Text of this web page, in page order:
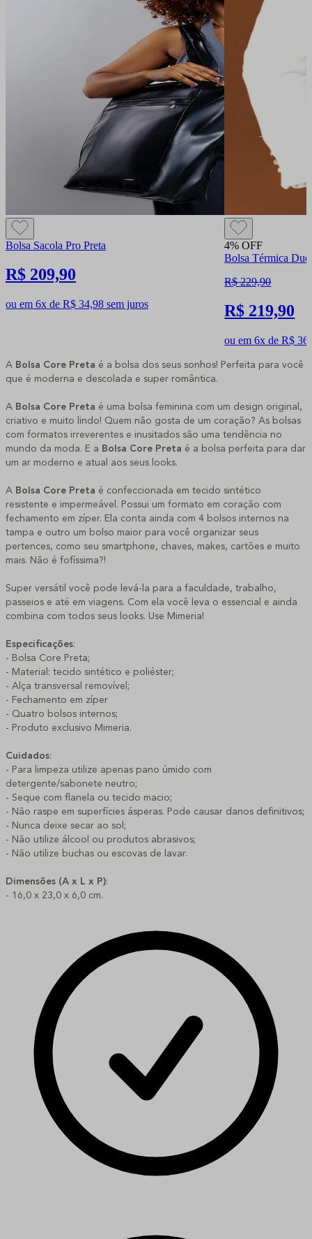
Bolsa Sacola Pro Preta
R$ 209,90
ou em 6x de R$ 34,98 sem juros
4% OFF
Bolsa Térmica Duo
R$ 229,90
R$ 219,90
ou em 6x de R$
A Bolsa Core Preta é a bolsa dos seus sonhos! Perfeita para você
que é moderna e descolada e super romântica.
A Bolsa Core Preta é uma bolsa feminina com um design original,
criativo e muito lindo! Quem não gosta de um coração? As bolsas
com formatos irreverentes e inusitados são uma tendência no
mundo da moda. E a Bolsa Core Preta é a bolsa perfeita para dar
um ar moderno e atual aos seus looks.
A Bolsa Core Preta é confeccionada em tecido sintético
resistente e impermeável. Possui um formato em coração com
fechamento em zíper. Ela conta ainda com 4 bolsos internos na
tampa e outro um bolso maior para você organizar seus
pertences, como seu smartphone, chaves, makes, cartões e muito
mais. Não é fofíssima?!
Super versátil você pode levá-la para a faculdade, trabalho,
passeios e até em viagens. Com ela você leva o essencial e ainda
combina com todos seus looks. Use Mimeria!
Especificações:
- Bolsa Core Preta;
- Material: tecido sintético e poliéster;
- Alça transversal removível;
- Fechamento em zíper
- Quatro bolsos internos;
- Produto exclusivo Mimeria.
Cuidados:
- Para limpeza utilize apenas pano úmido com
detergente/sabonete neutro;
- Seque com flanela ou tecido macio;
- Não raspe em superfícies ásperas. Pode causar danos definitivos;
- Nunca deixe secar ao sol;
- Não utilize álcool ou produtos abrasivos;
- Não utilize buchas ou escovas de lavar.
Dimensões (A x L x P):
- 16,0 x 23,0 x 6,0 cm.